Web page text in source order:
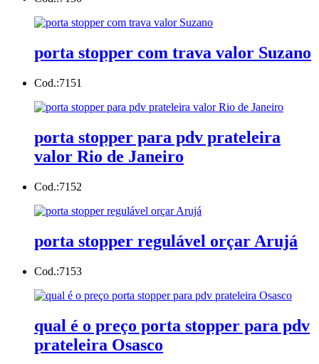
porta stopper com trava valor Suzano
Cod.:7151
porta stopper para pdv prateleira
valor Rio de Janeiro
Cod.:7152
porta stopper regulável orçar Arujá
Cod.:7153
qual é o preço porta stopper para pdv
prateleira Osasco